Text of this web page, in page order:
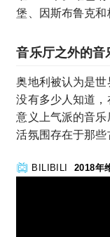
堡、因斯布鲁克和
音乐厅之外的音
奥地利被认为是
没有多少人知道
意义上气派的音
活氛围存在于那些
BILIBILI 2018年